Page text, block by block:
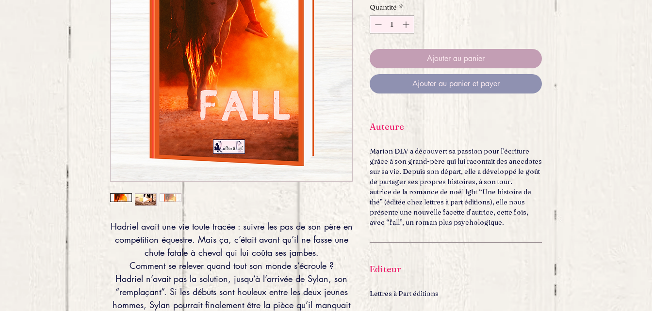
Hadriel avait une vie toute tracée : suivre les pas de son père en
compétition équestre. Mais ça, c’était avant qu’il ne fasse une
chute fatale à cheval qui lui coûta ses jambes.
Comment se relever quand tout son monde s’écroule ?
Hadriel n’avait pas la solution, jusqu’à l’arrivée de Sylan, son
“remplaçant”. Si les débuts sont houleux entre les deux jeunes
hommes, Sylan pourrait finalement être la pièce qu’il manquait
Quantité *
Ajouter au panier
Ajouter au panier et payer
Auteure
Marion DLV a découvert sa passion pour l’écriture
grâce à son grand-père qui lui racontait des anecdotes
sur sa vie. Depuis son départ, elle a développé le goût
de partager ses propres histoires, à son tour.
autrice de la romance de noël lgbt “Une histoire de
thé” (éditée chez lettres à part éditions), elle nous
présente une nouvelle facette d’autrice, cette fois,
avec “fall”, un roman plus psychologique.
Editeur
Lettres à Part éditions